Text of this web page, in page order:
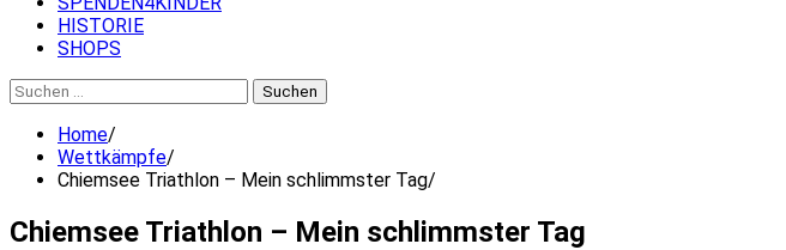
HISTORIE
SHOPS
Suchen
nach:
Home
Wettkämpfe
Chiemsee Triathlon – Mein schlimmster Tag
Chiemsee Triathlon – Mein schlimmster Tag